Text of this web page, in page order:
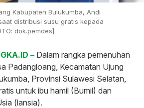
Kabupaten Bulukumba, Andi
distribusi susu gratis kepada
dok.pemdes]
– Dalam rangka pemenuhan
Padangloang, Kecamatan Ujung
Provinsi Sulawesi Selatan,
untuk ibu hamil (Bumil) dan
(lansia).